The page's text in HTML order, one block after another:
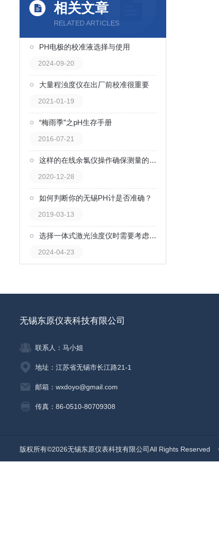
相关文章
RELATED ARTICLES
PH电极的校准液选择与使用
2024-09-20
大量程浊度仪在出厂前校准很重要
2021-01-19
“梅雨季”之pH生存手册
2016-07-21
这样的在线余氯仪操作确保测量的准确性
2020-12-28
如何判断你的无锡PH计是否准确？
2019-03-13
选择一体式激光浊度仪时需要考虑的因素
2024-04-23
无锡东原仪表科技有限公司
联系人：马小姐
地址：江苏省无锡市长江路21-1
邮箱：wxdoyo@gmail.com
传真：86-0510-80709308
版权所有©2026无锡东原仪表科技有限公司All Rights Reserved